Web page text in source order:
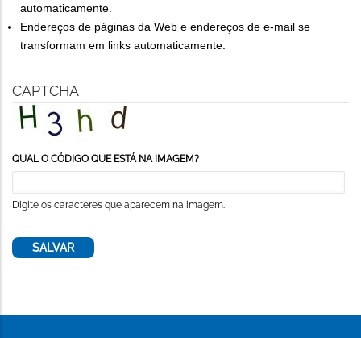
automaticamente.
Endereços de páginas da Web e endereços de e-mail se
transformam em links automaticamente.
CAPTCHA
QUAL O CÓDIGO QUE ESTÁ NA IMAGEM?
Digite os caracteres que aparecem na imagem.